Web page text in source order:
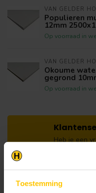
Toestemming
VAN GELDER
Populieren
12mm
Op voorraad in
VAN GELDER
Okoume
gegrond
Op voorraad in
Heb je een
graag
bestelling.